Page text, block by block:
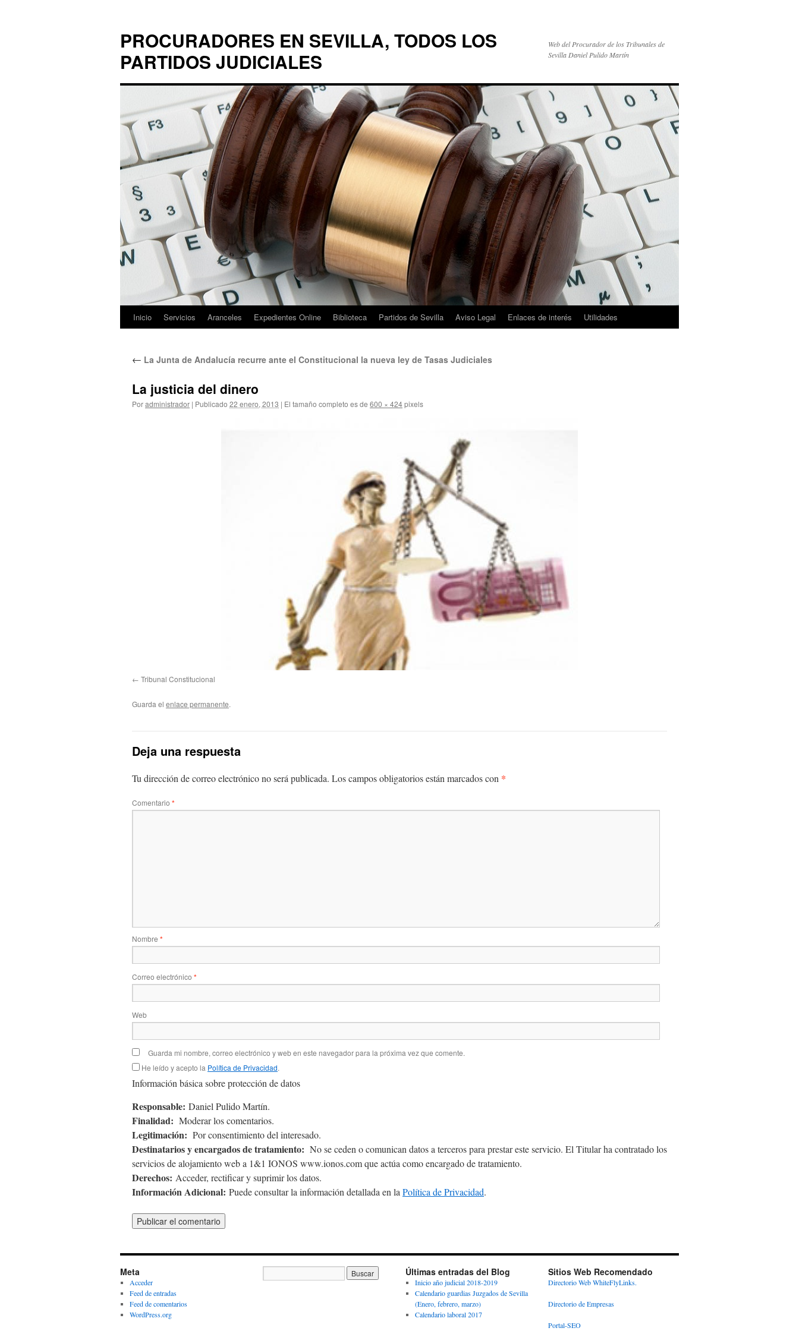
PROCURADORES EN SEVILLA, TODOS LOS
PARTIDOS JUDICIALES
Web del Procurador de los Tribunales de
Sevilla Daniel Pulido Martín
Saltar
contenido
Inicio Servicios Aranceles Expedientes Online Biblioteca Partidos de Sevilla Aviso Legal Enlaces de interés Utilidades
← La Junta de Andalucía recurre ante el Constitucional la nueva ley de Tasas Judiciales
La justicia del dinero
Poradministrador | Publicado 22 enero, 2013 | El tamaño completo es de 600 × 424pixels
Tribunal Constitucional
Guarda el enlace permanente.
Deja una respuesta
Tu dirección de correo electrónico no será publicada. Los campos obligatorios están marcados con *
Comentario *
Nombre *
Correo electrónico *
Web
Guarda mi nombre, correo electrónico y web en este navegador para la próxima vez que comente.
He leído y acepto la Política de Privacidad.
Información básica sobre protección de datos
Responsable: Daniel Pulido Martín.
Finalidad: Moderar los comentarios.
Legitimación: Por consentimiento del interesado.
Destinatarios y encargados de tratamiento: No se ceden o comunican datos a terceros para prestar este servicio. El Titular ha contratado los
servicios de alojamiento web a 1&1 IONOS www.ionos.com que actúa como encargado de tratamiento.
Derechos: Acceder, rectificar y suprimir los datos.
Información Adicional: Puede consultar la información detallada en la Política de Privacidad.
Meta
Acceder
Feed de entradas
Feed de comentarios
WordPress.org
Últimas entradas del Blog
Inicio año judicial 2018-2019
Calendario guardias Juzgados de Sevilla
(Enero, febrero, marzo)
Calendario laboral 2017
Sitios Web Recomendado
Directorio Web WhiteFlyLinks.
Directorio de Empresas
Portal-SEO